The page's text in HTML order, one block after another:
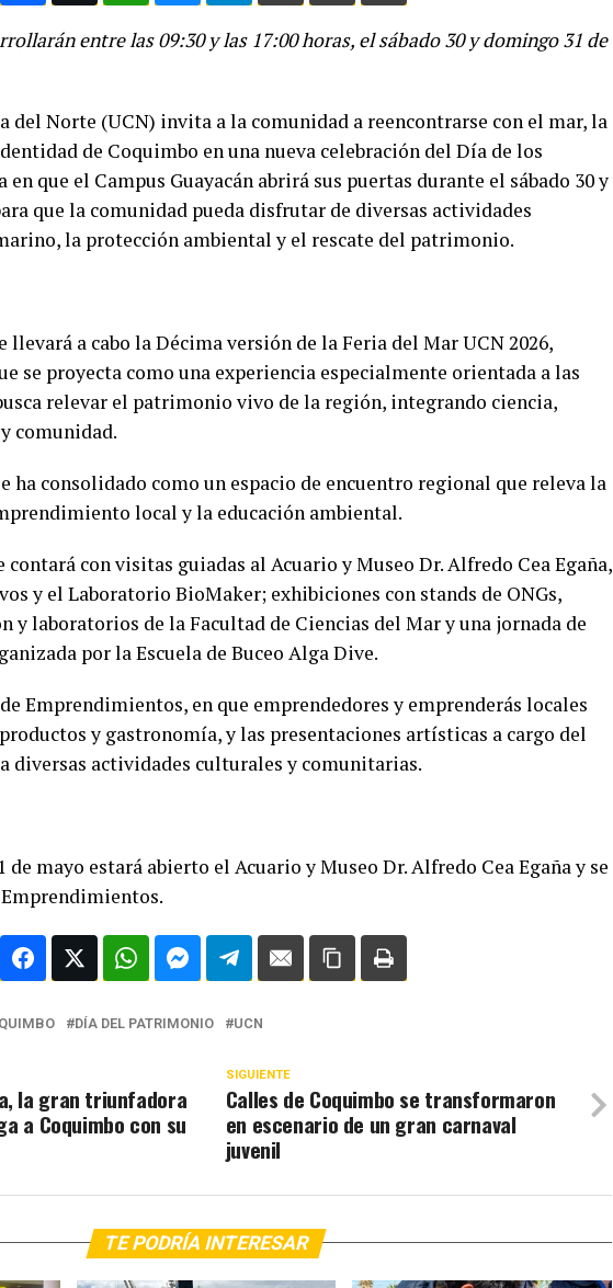
entre las 09:30 y las 17:00 horas, el sábado 30 y domingo 31 de
del Norte (UCN) invita a la comunidad a reencontrarse con el mar, la
de Coquimbo en una nueva celebración del Día de los
en que el Campus Guayacán abrirá sus puertas durante el sábado 30 y
que la comunidad pueda disfrutar de diversas actividades
la protección ambiental y el rescate del patrimonio.
llevará a cabo la Décima versión de la Feria del Mar UCN 2026,
se proyecta como una experiencia especialmente orientada a las
relevar el patrimonio vivo de la región, integrando ciencia,
comunidad.
ha consolidado como un espacio de encuentro regional que releva la
local y la educación ambiental.
contará con visitas guiadas al Acuario y Museo Dr. Alfredo Cea Egaña,
y el Laboratorio BioMaker; exhibiciones con stands de ONGs,
y laboratorios de la Facultad de Ciencias del Mar y una jornada de
por la Escuela de Buceo Alga Dive.
Emprendimientos, en que emprendedores y emprenderás locales
y gastronomía, y las presentaciones artísticas a cargo del
diversas actividades culturales y comunitarias.
mayo estará abierto el Acuario y Museo Dr. Alfredo Cea Egaña y se
DÍA DEL PATRIMONIO UCN
SIGUIENTE
Calles de Coquimbo se transformaron
en escenario de un gran carnaval
juvenil
la gran triunfadora
a Coquimbo con su
TE PODRÍA INTERESAR